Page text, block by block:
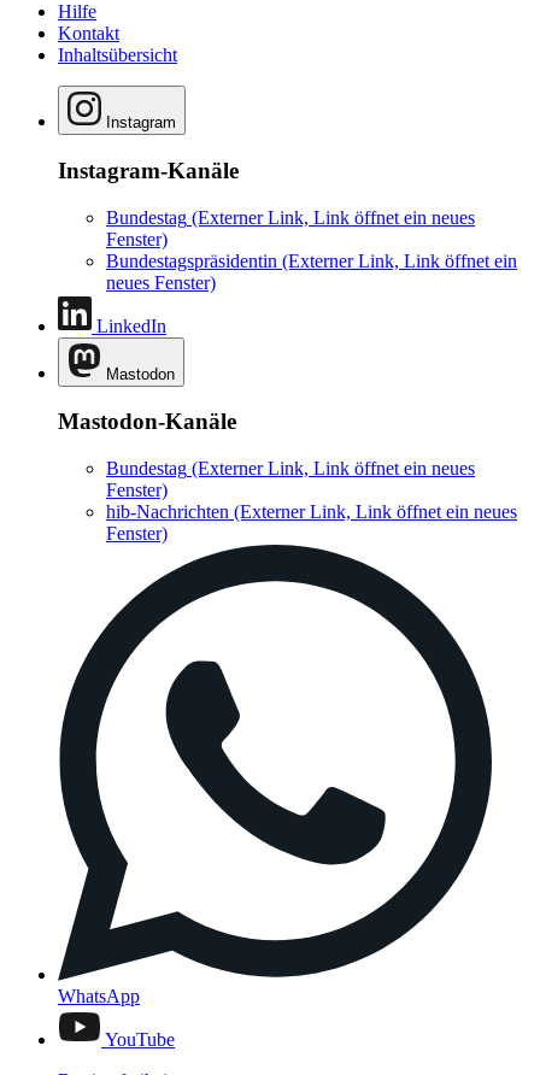
Hilfe
Kontakt
Inhaltsübersicht
Instagram
Instagram-Kanäle
Bundestag (Externer Link, Link öffnet ein neues
Fenster)
Bundestagspräsidentin (Externer Link, Link öffnet ein
neues Fenster)
LinkedIn
Mastodon
Mastodon-Kanäle
Bundestag (Externer Link, Link öffnet ein neues
Fenster)
hib-Nachrichten (Externer Link, Link öffnet ein neues
Fenster)
WhatsApp
YouTube